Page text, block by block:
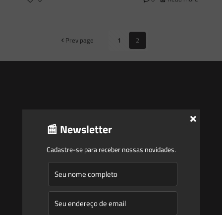
Prev page 1 2
Quem Somos
Atuação
Equipe
Newsletter
📰 Newsletter
Cadastre-se para receber nossas novidades.
×